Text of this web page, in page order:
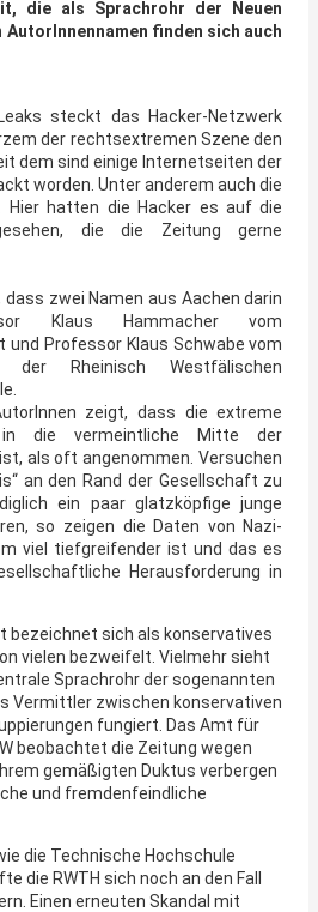
die als Sprachrohr der Neuen
AutorInnennamen finden sich auch
steckt das Hacker-Netzwerk
der rechtsextremen Szene den
dem sind einige Internetseiten der
worden. Unter anderem auch die
Hier hatten die Hacker es auf die
die die Zeitung gerne
zwei Namen aus Aachen darin
Klaus Hammacher vom
und Professor Klaus Schwabe vom
der Rheinisch Westfälischen
zeigt, dass die extreme
die vermeintliche Mitte der
als oft angenommen. Versuchen
an den Rand der Gesellschaft zu
ein paar glatzköpfige junge
so zeigen die Daten von Nazi-
viel tiefgreifender ist und das es
Herausforderung in
bezeichnet sich als konservatives
vielen bezweifelt. Vielmehr sieht
Sprachrohr der sogenannten
Vermittler zwischen konservativen
fungiert. Das Amt für
beobachtet die Zeitung wegen
gemäßigten Duktus verbergen
und fremdenfeindliche
die Technische Hochschule
die RWTH sich noch an den Fall
Einen erneuten Skandal mit